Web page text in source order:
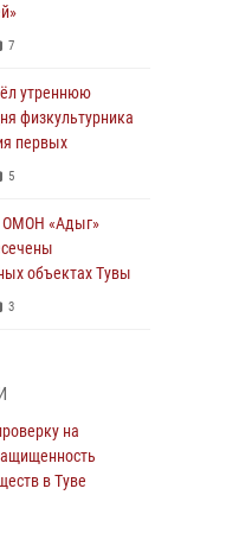
7
утреннюю
физкультурника
первых
5
ОМОН «Адыг»
объектах Тувы
3
отдыха
на
в Туве